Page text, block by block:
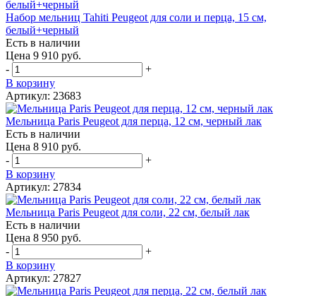
Набор мельниц Tahiti Peugeot для соли и перца, 15 см,
белый+черный
Есть в наличии
Цена 9 910 руб.
-
+
В корзину
Артикул: 23683
Мельница Paris Peugeot для перца, 12 см, черный лак
Есть в наличии
Цена 8 910 руб.
-
+
В корзину
Артикул: 27834
Мельница Paris Peugeot для соли, 22 см, белый лак
Есть в наличии
Цена 8 950 руб.
-
+
В корзину
Артикул: 27827